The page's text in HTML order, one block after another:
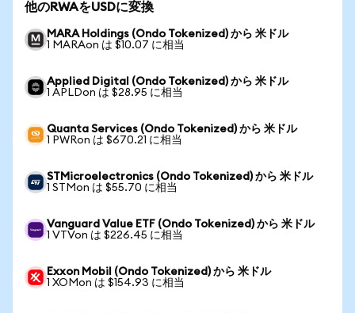
他のRWAをUSDに変換
MARA Holdings (Ondo Tokenized) から 米ドル
1 MARAon は $10.07 に相当
Applied Digital (Ondo Tokenized) から 米ドル
1 APLDon は $28.95 に相当
Quanta Services (Ondo Tokenized) から 米ドル
1 PWRon は $670.21 に相当
STMicroelectronics (Ondo Tokenized) から 米ドル
1 STMon は $55.70 に相当
Vanguard Value ETF (Ondo Tokenized) から 米ドル
1 VTVon は $226.45 に相当
Exxon Mobil (Ondo Tokenized) から 米ドル
1 XOMon は $154.93 に相当